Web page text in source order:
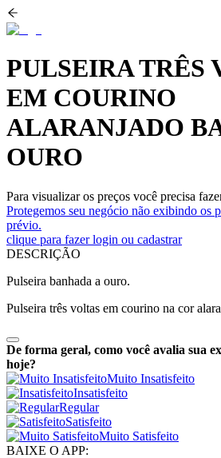
PULSEIRA TRÊS
EM COURINO
ALARANJADO
OURO
Para visualizar os preços você precisa
Protegemos seu negócio não exibindo os
prévio.
clique para fazer login ou cadastrar
DESCRIÇÃO
Pulseira banhada a ouro.
Pulseira três voltas em courino na cor
De forma geral, como você avalia sua
hoje?
Muito Insatisfeito
Insatisfeito
Regular
Satisfeito
Muito Satisfeito
BAIXE O APP: